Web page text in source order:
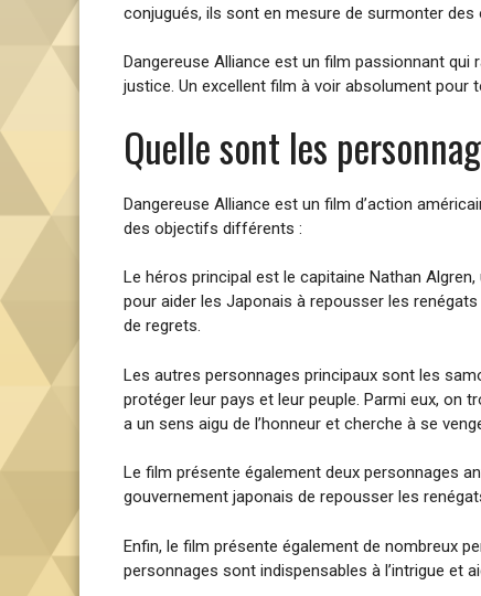
conjugués, ils sont en mesure de surmonter
Dangereuse Alliance est un film passionnant qui
justice. Un excellent film à voir absolument
Quelle sont les
Dangereuse Alliance est un film d’action
des objectifs différents :
Le héros principal est le capitaine Nathan
pour aider les Japonais à repousser les
de regrets.
Les autres personnages principaux sont les
protéger leur pays et leur peuple. Parmi eux, on
a un sens aigu de l’honneur et cherche à se
Le film présente également deux personnages
gouvernement japonais de repousser les
Enfin, le film présente également de nombreux
personnages sont indispensables à l’intrigue et